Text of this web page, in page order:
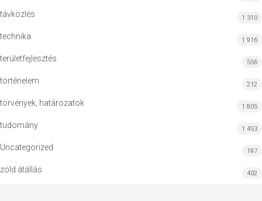
távközlés 1 310
technika 1 916
területfejlesztés 556
történelem 212
törvények, határozatok 1 805
tudomány 1 453
Uncategorized 197
zöld átállás 402